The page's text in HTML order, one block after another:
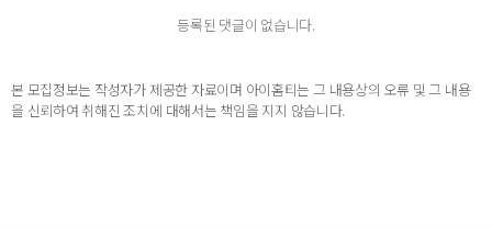
등록된 댓글이 없습니다.
본 모집정보는 작성자가 제공한 자료이며 아이홈티는 그 내용상의 오류 및 그 내용
을 신뢰하여 취해진 조치에 대해서는 책임을 지지 않습니다.